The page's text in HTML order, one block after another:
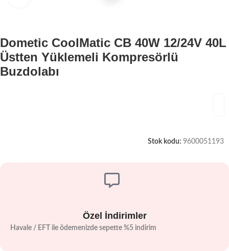
Dometic CoolMatic CB 40W 12/24V 40L
Üstten Yüklemeli Kompresörlü
Buzdolabı
Stok kodu: 9600051193
Özel İndirimler
Havale / EFT ile ödemenizde sepette %5 indirim